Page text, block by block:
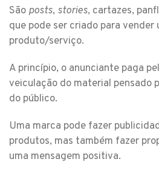
São posts, stories, cartazes,
que pode ser criado para vender
produto/serviço.
A princípio, o anunciante paga
veiculação do material pensado
do público.
Uma marca pode fazer
produtos, mas também fazer
uma mensagem positiva.